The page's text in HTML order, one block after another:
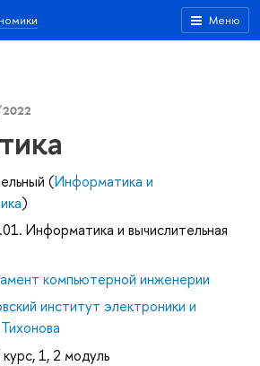
Меню
(Информатика и
)
Информатика и вычислительная
компьютерной инженерии
институт электроники и
1, 2 модуль